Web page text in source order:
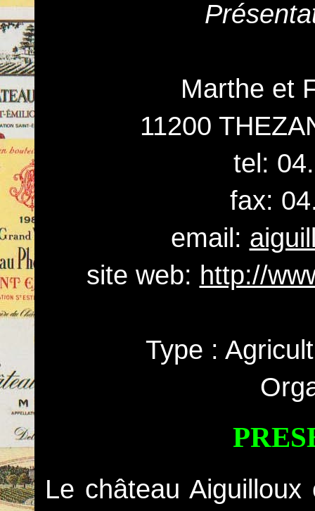
Marthe et
11200
tel:
fax:
email:
site web: http://
Type :
Le château